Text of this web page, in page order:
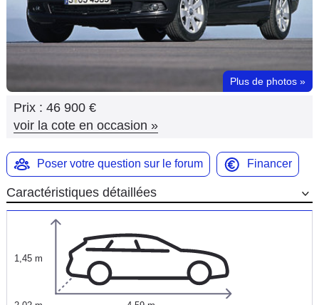
Forum
Moto
Plus de photos »
Prix : 46 900 €
voir la cote en occasion »
Poser votre question sur le forum Financer
Caractéristiques détaillées
1,45 m